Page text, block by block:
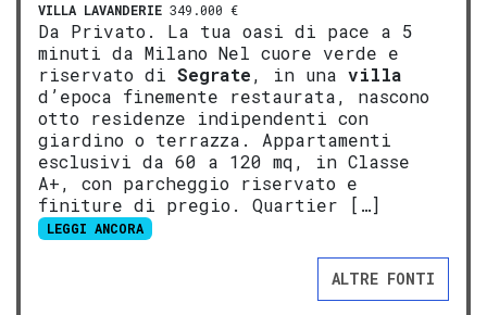
VILLA LAVANDERIE 349.000 €
Da Privato. La tua oasi di pace a 5
minuti da Milano Nel cuore verde e
riservato di Segrate, in una villa
d’epoca finemente restaurata, nascono
otto residenze indipendenti con
giardino o terrazza. Appartamenti
esclusivi da 60 a 120 mq, in Classe
A+, con parcheggio riservato e
finiture di pregio. Quartier […]
LEGGI ANCORA
ALTRE FONTI